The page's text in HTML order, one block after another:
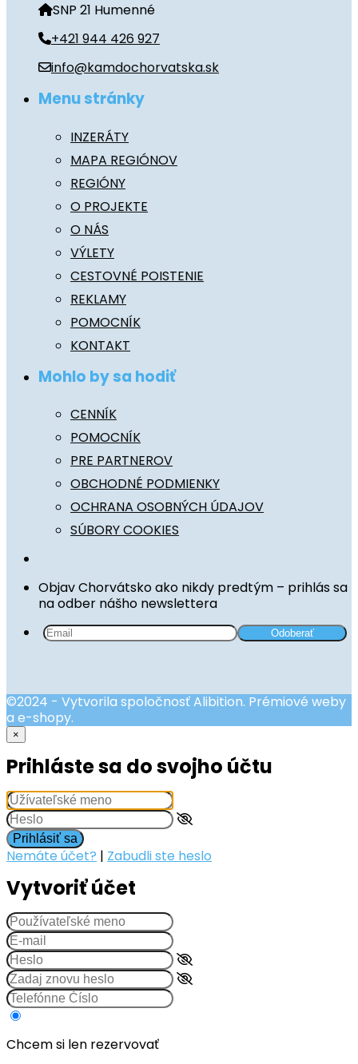
SNP 21 Humenné
+421 944 426 927
info@kamdochorvatska.sk
Menu stránky
INZERÁTY
MAPA REGIÓNOV
REGIÓNY
O PROJEKTE
O NÁS
VÝLETY
CESTOVNÉ POISTENIE
REKLAMY
POMOCNÍK
KONTAKT
Mohlo by sa hodiť
CENNÍK
POMOCNÍK
PRE PARTNEROV
OBCHODNÉ PODMIENKY
OCHRANA OSOBNÝCH ÚDAJOV
SÚBORY COOKIES
Objav Chorvátsko ako nikdy predtým – prihlás sa
na odber nášho newslettera
©2024 - Vytvorila spoločnosť Alibition. Prémiové weby
a e-shopy.
×
Prihláste sa do svojho účtu
Prihlásiť sa
Nemáte účet? | Zabudli ste heslo
Vytvoriť účet
Chcem si len rezervovať